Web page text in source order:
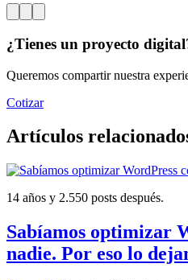
¿Tienes un proyecto
Queremos compartir nuestra
Cotizar
Artículos
14 años y 2.550 posts después.
Sabíamos optimizar
nadie. Por eso lo